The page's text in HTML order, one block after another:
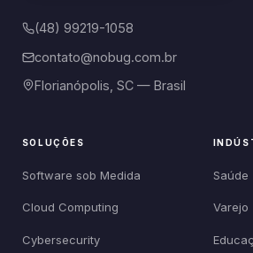
(48) 99219-1058
contato@nobug.com.br
Florianópolis, SC — Brasil
SOLUÇÕES
Software sob Medida
Cloud Computing
Cybersecurity
Saúde
Varejo